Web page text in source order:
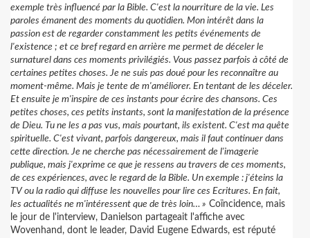
exemple très influencé par la Bible. C'est la nourriture de la vie. Les
paroles émanent des moments du quotidien. Mon intérêt dans la
passion est de regarder constamment les petits événements de
l'existence ; et ce bref regard en arrière me permet de déceler le
surnaturel dans ces moments privilégiés. Vous passez parfois à côté de
certaines petites choses. Je ne suis pas doué pour les reconnaître au
moment-même. Mais je tente de m'améliorer. En tentant de les déceler.
Et ensuite je m'inspire de ces instants pour écrire des chansons. Ces
petites choses, ces petits instants, sont la manifestation de la présence
de Dieu. Tu ne les a pas vus, mais pourtant, ils existent. C'est ma quête
spirituelle. C'est vivant, parfois dangereux, mais il faut continuer dans
cette direction. Je ne cherche pas nécessairement de l'imagerie
publique, mais j'exprime ce que je ressens au travers de ces moments,
de ces expériences, avec le regard de la Bible. Un exemple : j'éteins la
TV ou la radio qui diffuse les nouvelles pour lire ces Ecritures. En fait,
les actualités ne m'intéressent que de très loin… » Coïncidence, mais
le jour de l'interview, Danielson partageait l'affiche avec
Wovenhand, dont le leader, David Eugene Edwards, est réputé